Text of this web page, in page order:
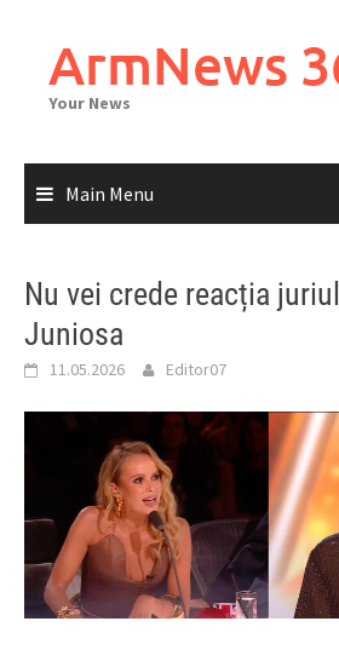
contentArmNews
Your News
Main Menu
Nu vei crede reacția
Juniosa
11.05.2026 Editor07